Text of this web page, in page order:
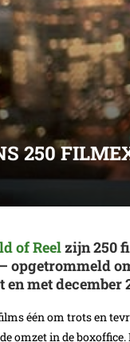
250
of Reelzijn 250
opgetrommeld
met december
één om trots en
omzet in de